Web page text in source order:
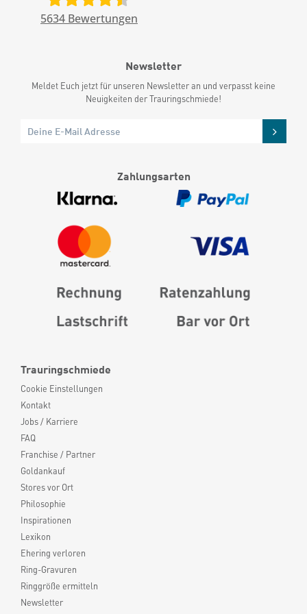
Trauringschmiede
Cookie Einstellungen
Kontakt
Jobs / Karriere
FAQ
Franchise / Partner
Goldankauf
Stores vor Ort
Philosophie
Inspirationen
Lexikon
Ehering verloren
Ring-Gravuren
Ringgröße ermitteln
Newsletter
5634 Bewertungen
Newsletter
Meldet Euch jetzt für unseren Newsletter an und verpasst keine
Neuigkeiten der Trauringschmiede!
Zahlungsarten